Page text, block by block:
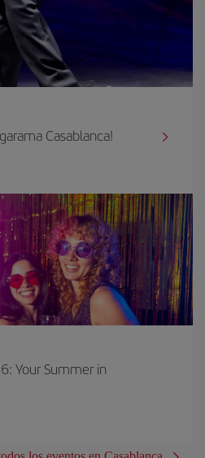
Casablanca!
Your Summer in